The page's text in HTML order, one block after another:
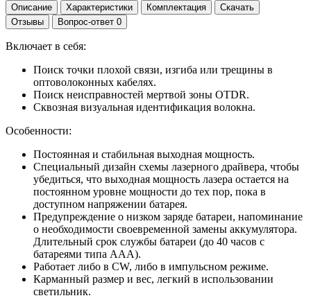
Описание Характеристики Комплектация
Скачать
Отзывы
Вопрос-ответ 0
Включает в себя:
Поиск точки плохой связи, изгиба или трещины в
оптоволоконных кабелях.
Поиск неисправностей мертвой зоны OTDR.
Сквозная визуальная идентификация волокна.
Особенности:
Постоянная и стабильная выходная мощность.
Специальный дизайн схемы лазерного драйвера, чтобы
убедиться, что выходная мощность лазера остается на
постоянном уровне мощности до тех пор, пока в
доступном напряжении батарея.
Предупреждение о низком заряде батареи, напоминание
о необходимости своевременной замены аккумулятора.
Длительный срок службы батареи (до 40 часов с
батареями типа AAA).
Работает либо в CW, либо в импульсном режиме.
Карманный размер и вес, легкий в использовании
светильник.